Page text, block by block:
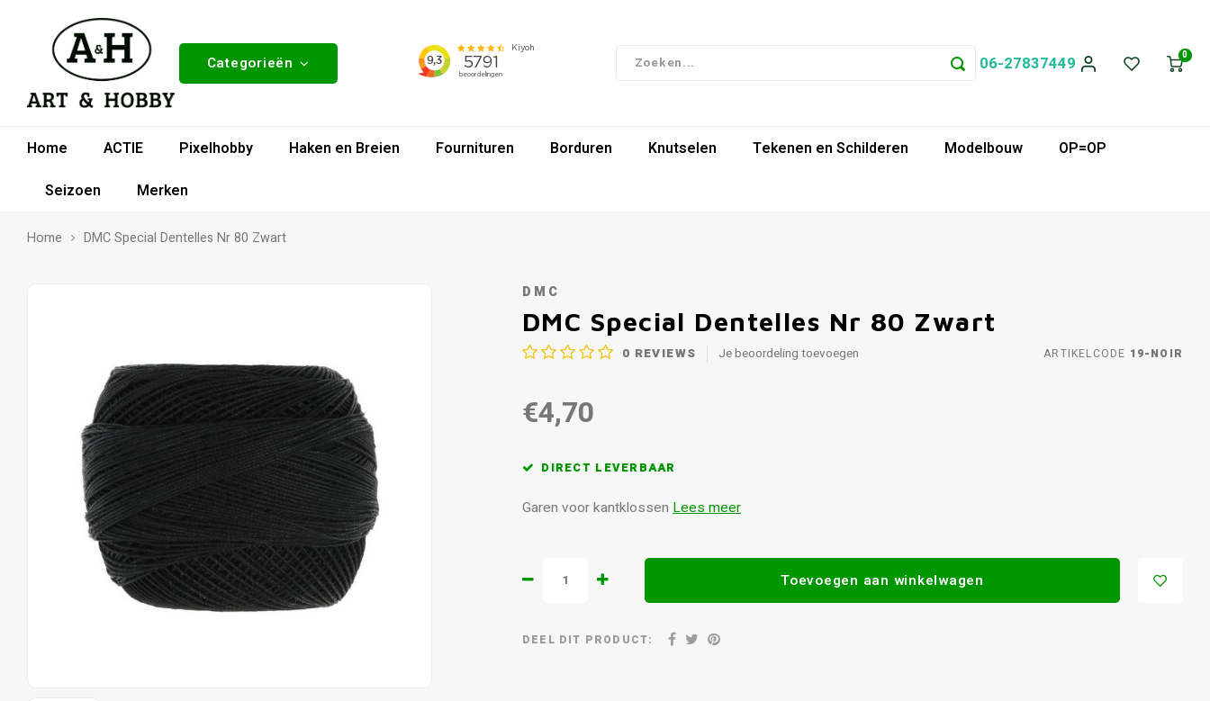
Categorieën 06-27837449 0
Home ACTIE Pixelhobby Haken en Breien Fournituren Borduren Knutselen Tekenen en Schilderen Modelbouw
OP=OP
Seizoen
Merken
Home DMC Special Dentelles Nr 80 Zwart
DMC
DMC Special Dentelles Nr 80 Zwart
0 REVIEWS Je beoordeling toevoegen ARTIKELCODE 19-NOIR
€4,70
DIRECT LEVERBAAR
Garen voor kantklossen Lees meer
Toevoegen aan winkelwagen
DEEL DIT PRODUCT: